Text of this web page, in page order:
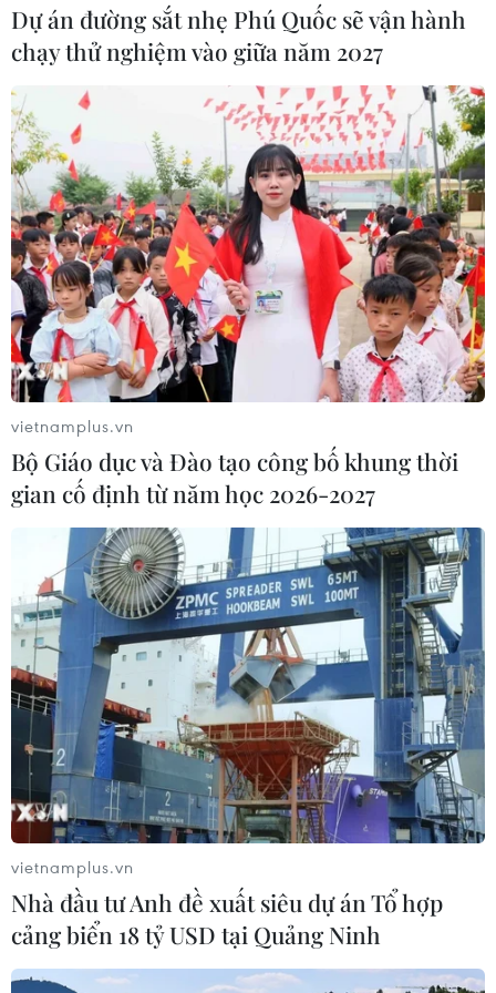
Hiện tỉnh Tiền Giang đang triển khai nhiều giải
pháp thích hợp; trong đó có liên kết với doanh
nghiệp nhằm đảm bảo nông dân giành vụ Hè Thu
2024 thắng lợi, nâng cao thu nhập và ổn định đời
sống.
(TTXVN/Vietnam+)
#Kiên Giang #Lúa Hè Thu
#Áp thấp nhiệt đới
#Thu hoạch lúa Hè Thu
#Gieo sạ
An Giang
Kiên Giang
Theo dõi VietnamPlus
Dự án đường sắt nhẹ Phú Quốc sẽ vận hành
chạy thử nghiệm vào giữa năm 2027
vietnamplus.vn
Bộ Giáo dục và Đào tạo công bố khung thời
gian cố định từ năm học 2026-2027
vietnamplus.vn
Nhà đầu tư Anh đề xuất siêu dự án Tổ hợp
cảng biển 18 tỷ USD tại Quảng Ninh